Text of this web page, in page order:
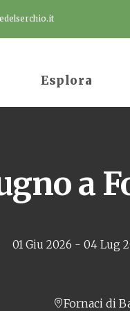
Esplora
a
01 Giu 2026 - 04 Lug
Fornaci di